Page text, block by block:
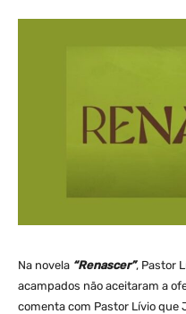
Na novela “Renascer”, Pastor
acampados não aceitaram a
comenta com Pastor Lívio que